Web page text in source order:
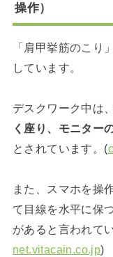
操作）
「肩甲挙筋のこり
しています。
デスクワーク中は、
く座り、モニター
とされています。(
また、スマホを操
て目線を水平に保
があると言われて
net.vitacain.co.jp)